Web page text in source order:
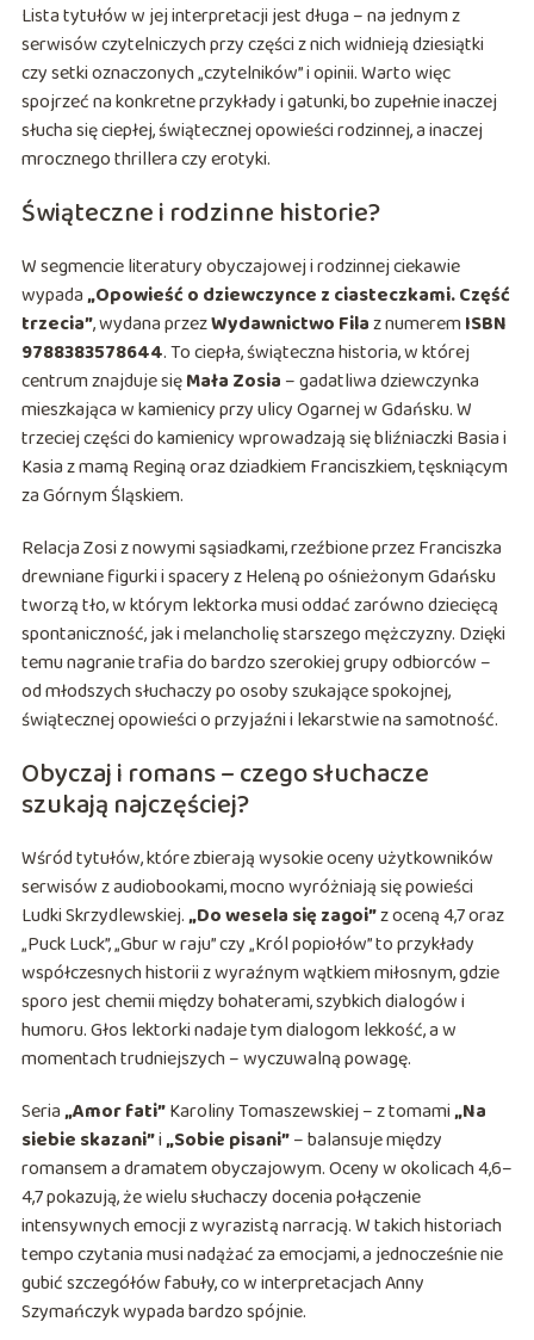
Lista tytułów w jej interpretacji jest długa – na jednym z
serwisów czytelniczych przy części z nich widnieją dziesiątki
czy setki oznaczonych „czytelników” i opinii. Warto więc
spojrzeć na konkretne przykłady i gatunki, bo zupełnie inaczej
słucha się ciepłej, świątecznej opowieści rodzinnej, a inaczej
mrocznego thrillera czy erotyki.
Świąteczne i rodzinne historie?
W segmencie literatury obyczajowej i rodzinnej ciekawie
wypada„Opowieść o dziewczynce z ciasteczkami. Część
trzecia”, wydana przezWydawnictwo Filaz numeremISBN
9788383578644. To ciepła, świąteczna historia, w której
centrum znajduje sięMała Zosia – gadatliwa dziewczynka
mieszkająca w kamienicy przy ulicy Ogarnej w Gdańsku. W
trzeciej części do kamienicy wprowadzają się bliźniaczki Basia i
Kasia z mamą Reginą oraz dziadkiem Franciszkiem, tęskniącym
za Górnym Śląskiem.
Relacja Zosi z nowymi sąsiadkami, rzeźbione przez Franciszka
drewniane figurki i spacery z Heleną po ośnieżonym Gdańsku
tworzą tło, w którym lektorka musi oddać zarówno dziecięcą
spontaniczność, jak i melancholię starszego mężczyzny. Dzięki
temu nagranie trafia do bardzo szerokiej grupy odbiorców –
od młodszych słuchaczy po osoby szukające spokojnej,
świątecznej opowieści o przyjaźni i lekarstwie na samotność.
Obyczaj i romans – czego słuchacze
szukają najczęściej?
Wśród tytułów, które zbierają wysokie oceny użytkowników
serwisów z audiobookami, mocno wyróżniają się powieści
Ludki Skrzydlewskiej.„Do wesela się zagoi”z oceną 4,7 oraz
„Puck Luck”, „Gbur w raju” czy „Król popiołów” to przykłady
współczesnych historii z wyraźnym wątkiem miłosnym, gdzie
sporo jest chemii między bohaterami, szybkich dialogów i
humoru. Głos lektorki nadaje tym dialogom lekkość, a w
momentach trudniejszych – wyczuwalną powagę.
Seria„Amor fati”Karoliny Tomaszewskiej – z tomami„Na
siebie skazani”i„Sobie pisani”– balansuje między
romansem a dramatem obyczajowym. Oceny w okolicach 4,6–
4,7 pokazują, że wielu słuchaczy docenia połączenie
intensywnych emocji z wyrazistą narracją. W takich historiach
tempo czytania musi nadążać za emocjami, a jednocześnie nie
gubić szczegółów fabuły, co w interpretacjach Anny
Szymańczyk wypada bardzo spójnie.